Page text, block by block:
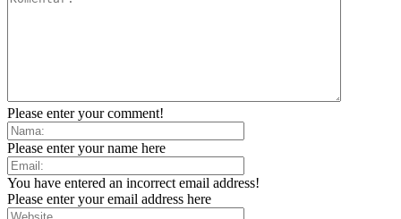
Please enter your comment!
Please enter your name here
You have entered an incorrect email address!
Please enter your email address here